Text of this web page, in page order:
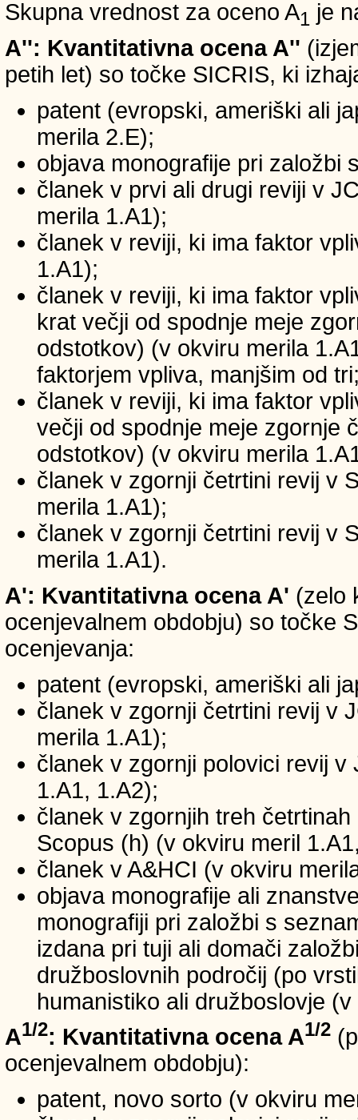
Skupna vrednost za oceno A1 je
A'': Kvantitativna ocena A''
petih let) so točke SICRIS, ki
patent (evropski, ameriški ali
merila 2.E);
objava monografije pri založbi
članek v prvi ali drugi reviji v
merila 1.A1);
članek v reviji, ki ima faktor
1.A1);
članek v reviji, ki ima faktor
krat večji od spodnje meje
odstotkov) (v okviru merila
faktorjem vpliva, manjšim od
članek v reviji, ki ima faktor
večji od spodnje meje zgornje
odstotkov) (v okviru merila
članek v zgornji četrtini revij v
merila 1.A1);
članek v zgornji četrtini revij v
merila 1.A1).
A': Kvantitativna ocena A' (zelo
ocenjevalnem obdobju) so točke
ocenjevanja:
patent (evropski, ameriški ali
članek v zgornji četrtini revij v
merila 1.A1);
članek v zgornji polovici revij
1.A1, 1.A2);
članek v zgornjih treh
Scopus (h) (v okviru meril
članek v A&HCI (v okviru
objava monografije ali
monografiji pri založbi s
izdana pri tuji ali domači
družboslovnih področij (po
humanistiko ali družboslovje
A1/2: Kvantitativna ocena A1/2
ocenjevalnem obdobju):
patent, novo sorto (v okviru